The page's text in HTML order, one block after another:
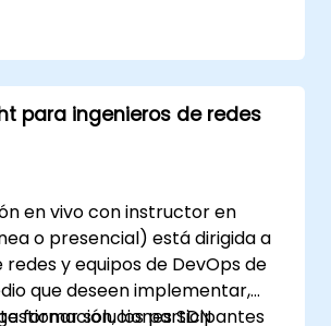
ONOS para gestionar redes
ONOS con sistemas
API.
ONOS para mejorar el
para ingenieros de redes
en vivo con instructor en
o presencial) está dirigida a
redes y equipos de DevOps de
que deseen implementar,
soluciones SDN
formación, los participantes